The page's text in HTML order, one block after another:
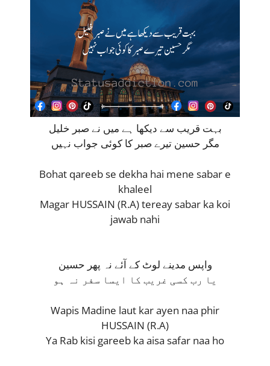
بہت قریب سے دیکھا ہے میں نے صبر خلیل
مگر حسین تیرے صبر کا کوئی جواب نہیں
Bohat qareeb se dekha hai mene sabar e
khaleel
Magar HUSSAIN (R.A) tereay sabar ka koi
jawab nahi
واپس مدینے لوٹ کے آئے نہ پھر حسین
یا رب کسی غریب کا ایسا سفر نہ ہو
Wapis Madine laut kar ayen naa phir
HUSSAIN (R.A)
Ya Rab kisi gareeb ka aisa safar naa ho